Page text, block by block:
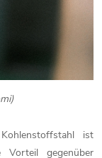
ist
Vorteil gegenüber